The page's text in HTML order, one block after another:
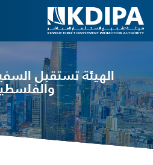
الهيئة تستقبل